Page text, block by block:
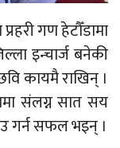
गण हेटौँडामा
इन्चार्ज बनेकी
कायमै राखिन् ।
संलग्न सात सय
गर्न सफल भइन् ।